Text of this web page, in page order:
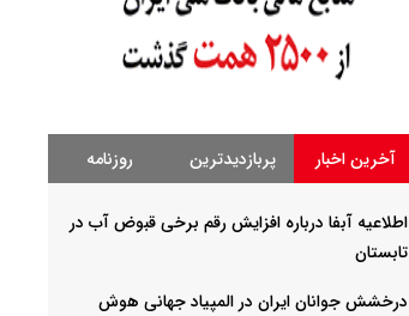
آخرین اخبار پربازدیدترین روزنامه
اطلاعیه آبفا درباره افزایش رقم برخی قبوض آب در
تابستان
درخشش جوانان ایران در المپیاد جهانی هوش